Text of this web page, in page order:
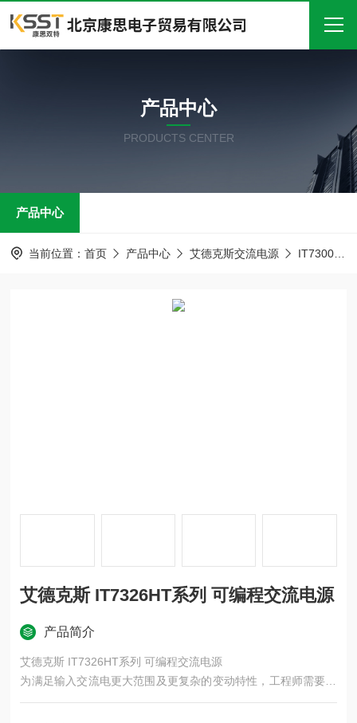
关于我们
产品中心
在线留言
产品中心
PRODUCTS CENTER
产品中心
当前位置： 首页 产品中心 艾德克斯交流电源 IT7300系列可编程交流电源
艾德克斯 IT7326HT系列 可编程交流电源
产品简介
艾德克斯 IT7326HT系列 可编程交流电源
为满足输入交流电更大范围及更复杂的变动特性，工程师需要功
能更*且稳定之交流电源供应器来仿真产品的实际工作环境， IT7